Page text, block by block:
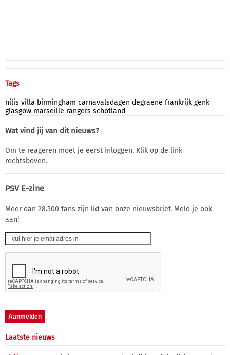
Tags
nilis villa birmingham carnavalsdagen degraene frankrijk genk
glasgow marseille rangers schotland
Wat vind jij van dit nieuws?
Om te reageren moet je eerst inloggen. Klik op de link
rechtsboven.
PSV E-zine
Meer dan 28.500 fans zijn lid van onze nieuwsbrief. Meld je ook
aan!
Laatste nieuws